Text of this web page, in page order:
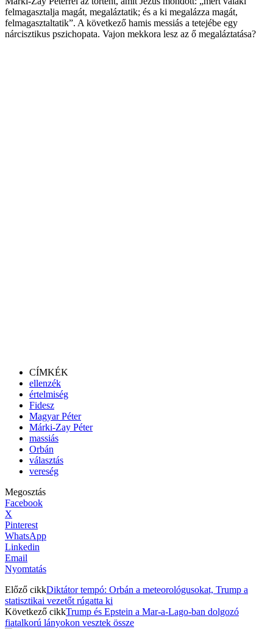
felmagasztalja magát, megaláztatik; és a ki megalázza magát,
felmagasztaltatik”. A következő hamis messiás a tetejébe egy
nárcisztikus pszichopata. Vajon mekkora lesz az ő megaláztatása?
CÍMKÉK
ellenzék
értelmiség
Fidesz
Magyar Péter
Márki-Zay Péter
massiás
Orbán
választás
vereség
Megosztás
Facebook
X
Pinterest
WhatsApp
Linkedin
Email
Nyomtatás
Előző cikkDiktátor tempó: Orbán a meteorológusokat, Trump a
statisztikai vezetőt rúgatta ki
Következő cikkTrump és Epstein a Mar-a-Lago-ban dolgozó
fiatalkorú lányokon vesztek össze